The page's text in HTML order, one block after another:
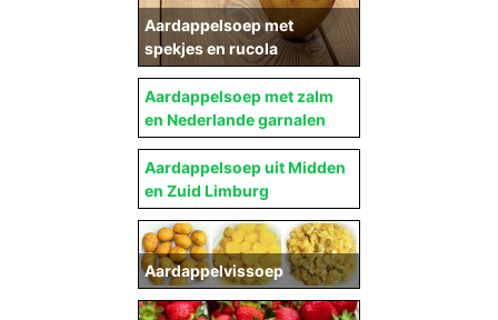
Aardappelsoep met
spekjes en rucola
Aardappelsoep met zalm
en Nederlande garnalen
Aardappelsoep uit Midden
en Zuid Limburg
Aardappelvissoep